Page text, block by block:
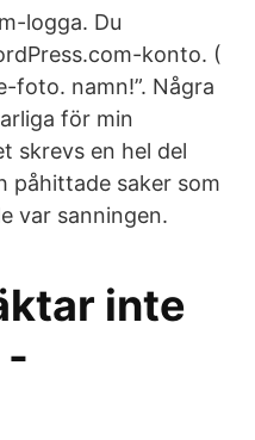
logga. Du
konto. (
foto. namn!”. Några
för min
skrevs en hel del
påhittade saker som
var sanningen.
inte
-